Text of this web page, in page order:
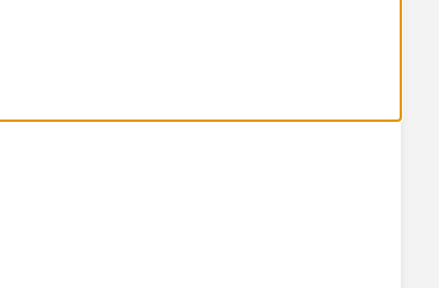
== 'Closed own' || opp.StageName ==
{